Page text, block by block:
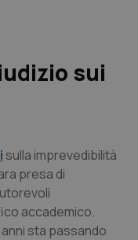
sui
sulla imprevedibilità
presa di
accademico.
sta passando